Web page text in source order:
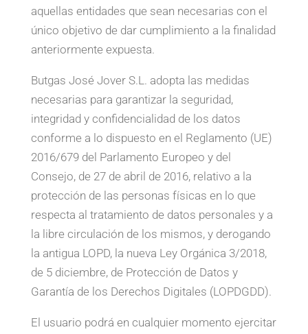
aquellas entidades que sean necesarias con el
único objetivo de dar cumplimiento a la finalidad
anteriormente expuesta.
Butgas José Jover S.L. adopta las medidas
necesarias para garantizar la seguridad,
integridad y confidencialidad de los datos
conforme a lo dispuesto en el Reglamento (UE)
2016/679 del Parlamento Europeo y del
Consejo, de 27 de abril de 2016, relativo a la
protección de las personas físicas en lo que
respecta al tratamiento de datos personales y a
la libre circulación de los mismos, y derogando
la antigua LOPD, la nueva Ley Orgánica 3/2018,
de 5 diciembre, de Protección de Datos y
Garantía de los Derechos Digitales (LOPDGDD).
El usuario podrá en cualquier momento ejercitar